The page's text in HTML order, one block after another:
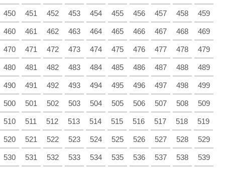
450 451 452 453 454 455 456 457 458 459
460 461 462 463 464 465 466 467 468 469
470 471 472 473 474 475 476 477 478 479
480 481 482 483 484 485 486 487 488 489
490 491 492 493 494 495 496 497 498 499
500 501 502 503 504 505 506 507 508 509
510 511 512 513 514 515 516 517 518 519
520 521 522 523 524 525 526 527 528 529
530 531 532 533 534 535 536 537 538 539